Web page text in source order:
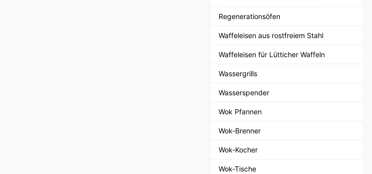
Regenerationsöfen
Waffeleisen aus rostfreiem Stahl
Waffeleisen für Lütticher Waffeln
Wassergrills
Wasserspender
Wok Pfannen
Wok-Brenner
Wok-Kocher
Wok-Tische